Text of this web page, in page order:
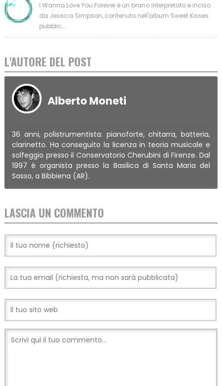
I Wanna Love You Forever è un brano interpretato e inciso
da Jessica Simpson, contenuto nell'album Sweet Kisses
pubblic...
L'AUTORE DEL POST
Alberto Moneti
36 anni, polistrumentista: pianoforte, chitarra, batteria,
clarinetto. Ha conseguito la licenza in teoria musicale e
solfeggio presso il Conservatorio Cherubini di Firenze. Dal
1997 è organista presso la Basilica di Santa Maria del
Sasso, a Bibbiena (AR).
LASCIA UN COMMENTO